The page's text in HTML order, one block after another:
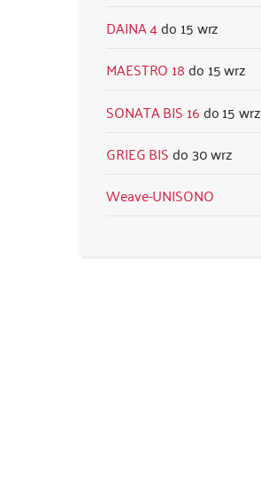
DAINA 4
15 wrz
MAESTRO 18
15 wrz
SONATA BIS 16
15 wrz
GRIEG BIS
30 wrz
Weave-UNISONO